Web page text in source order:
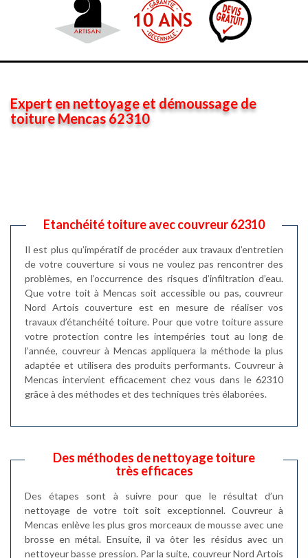
Expert en nettoyage et démoussage de
toiture Mencas 62310
Etanchéité toiture avec couvreur 62310
Il est plus qu’impératif de procéder aux travaux d’entretien
de votre couverture si vous ne voulez pas rencontrer des
problèmes, en l’occurrence des risques d’infiltration d’eau.
Que votre toit à Mencas soit accessible ou pas, couvreur
Nord Artois couverture est en mesure de réaliser vos
travaux d’étanchéité toiture. Pour que votre toiture assure
votre protection contre les intempéries tout au long de
l’année, couvreur à Mencas appliquera la méthode la plus
adaptée et utilisera des produits performants. Couvreur à
Mencas intervient efficacement chez vous dans le 62310
grâce à des méthodes et des techniques très élaborées.
Des méthodes de nettoyage toiture
très efficaces
Des étapes sont à suivre pour que le résultat d’un
nettoyage de votre toit soit exceptionnel. Couvreur à
Mencas enlève les plus gros morceaux de mousse avec une
brosse en métal. Ensuite, il va ôter les résidus avec un
nettoyeur basse pression. Par la suite, couvreur Nord Artois